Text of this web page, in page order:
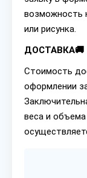
возможность
или рисунка.
ДОСТАВКА🚚
Стоимость
оформлении
веса и